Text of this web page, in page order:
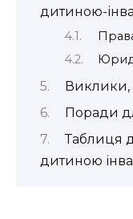
дитиною-
Виклики,
Поради
Таблиця
дитиною